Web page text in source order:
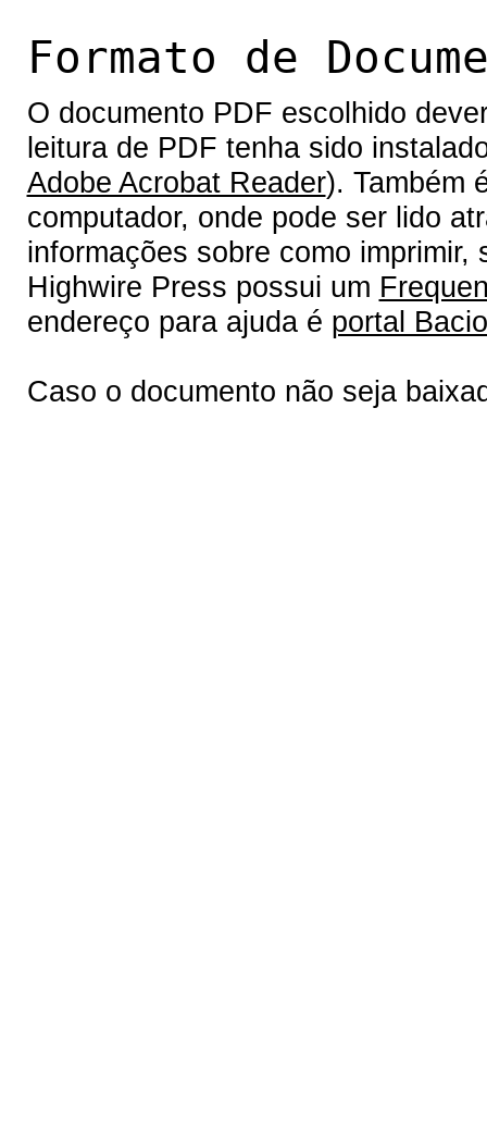
Formato de
O documento PDF escolhido
leitura de PDF tenha sido
Adobe Acrobat Reader). Também
computador, onde pode ser lido
informações sobre como
Highwire Press possui um
endereço para ajuda é portal
Caso o documento não seja